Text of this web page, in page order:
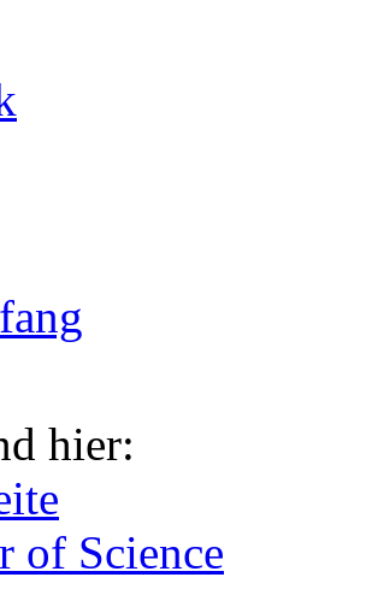
hier:
of Science